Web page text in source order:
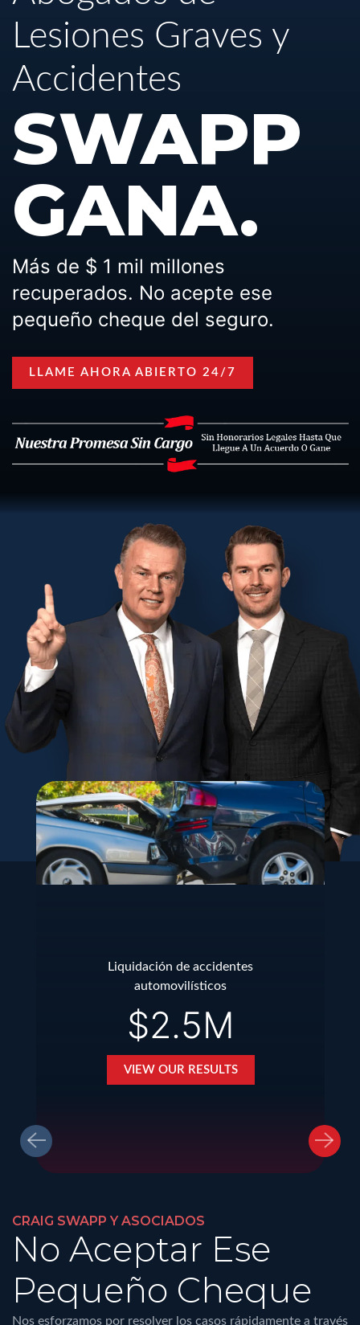
SWAPP
GANA.
Lesiones Graves y
Accidentes
Más de $ 1 mil millones
recuperados. No acepte ese
pequeño cheque del seguro.
LLAME AHORA ABIERTO 24/7
Liquidación de accidentes
automovilísticos
$2.5M
VIEW OUR RESULTS
CRAIG SWAPP Y ASOCIADOS
No Aceptar Ese
Pequeño Cheque
Nos esforzamos por resolver los casos rápidamente a través